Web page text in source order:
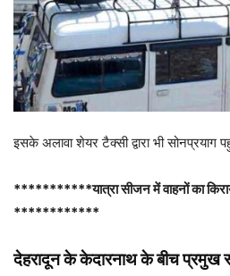
इसके अलावा शेयर टैक्सी द्वारा भी सोनप्रयाग
***********यात्रा सीजन में वाहनों का
************
देहरादून के केदारनाथ के बीच